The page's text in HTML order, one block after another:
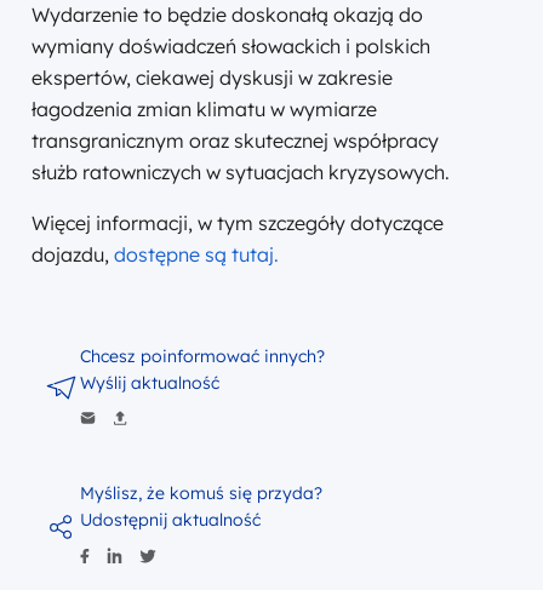
Wydarzenie to będzie doskonałą okazją do
wymiany doświadczeń słowackich i polskich
ekspertów, ciekawej dyskusji w zakresie
łagodzenia zmian klimatu w wymiarze
transgranicznym oraz skutecznej współpracy
służb ratowniczych w sytuacjach kryzysowych.
Więcej informacji, w tym szczegóły dotyczące
dojazdu, dostępne są tutaj.
Myślisz, że komuś się przyda?
Udostępnij aktualność
Chcesz poinformować innych?
Wyślij aktualność